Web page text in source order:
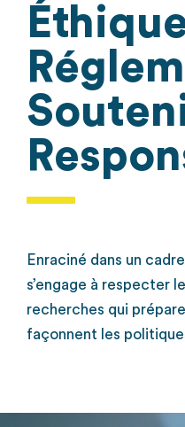
Enraciné dans un
s’engage à respecter
recherches qui
façonnent les